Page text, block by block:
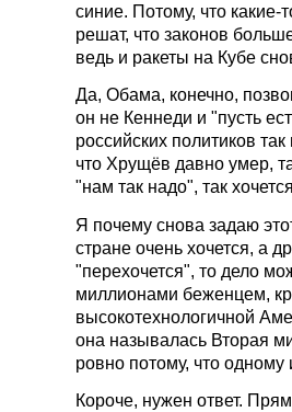
синие. Потому, что какие-
решат, что законов
ведь и ракеты на Кубе
Да, Обама, конечно,
он не Кеннеди и "пусть
российских политиков
что Хрущёв давно умер,
"нам так надо", так
Я почему снова задаю
стране очень хочется, а
"перехочется", то дело
миллионами беженцем,
высокотехнологичной
она называлась Вторая
ровно потому, что
Короче, нужен ответ.